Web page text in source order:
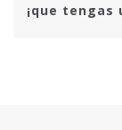
¡que tengas